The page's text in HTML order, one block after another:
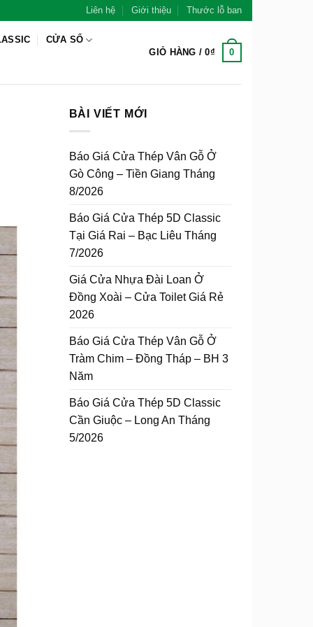
Liên hệ Giới thiệu Thước lỗ ban
CỬA SỔ
GIỎ HÀNG /0₫ 0
BÀI VIẾT MỚI
Báo Giá Cửa Thép Vân Gỗ Ở
Gò Công – Tiền Giang Tháng
8/2026
Báo Giá Cửa Thép 5D Classic
Tại Giá Rai – Bạc Liêu Tháng
7/2026
Giá Cửa Nhựa Đài Loan Ở
Đồng Xoài – Cửa Toilet Giá Rẻ
2026
Báo Giá Cửa Thép Vân Gỗ Ở
Tràm Chim – Đồng Tháp – BH 3
Năm
Báo Giá Cửa Thép 5D Classic
Cần Giuộc – Long An Tháng
5/2026